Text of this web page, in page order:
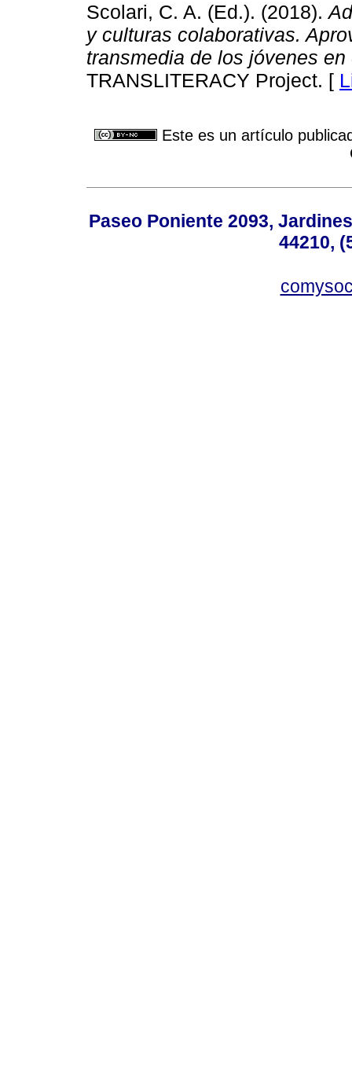
Scolari, C. A. (Ed.). (2018).
y culturas colaborativas.
transmedia de los jóvenes en
TRANSLITERACY Project. [
Este es un artículo
Paseo Poniente 2093,
44210,